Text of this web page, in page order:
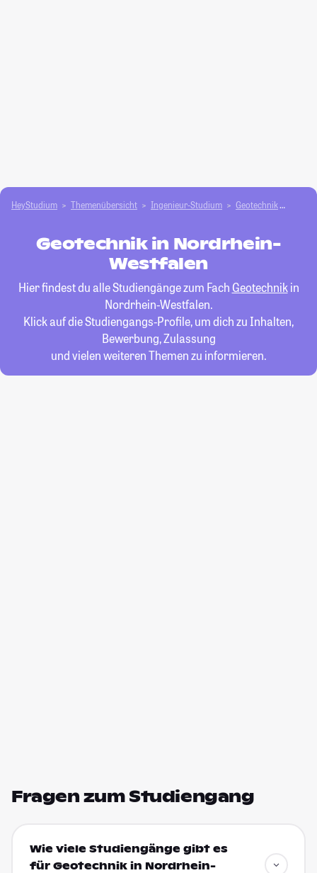
HeyStudium Themenübersicht Ingenieur-Studium Geotechnik
Geotechnik in Nordrhein-
Westfalen
Hier findest du alle Studiengänge zum Fach Geotechnikin
Nordrhein-Westfalen.
Klick auf die Studiengangs-Profile, um dich zu Inhalten,
Bewerbung, Zulassung
und vielen weiteren Themen zu informieren.
Fragen zum Studiengang
Wie viele Studiengänge gibt es
für Geotechnik in Nordrhein-